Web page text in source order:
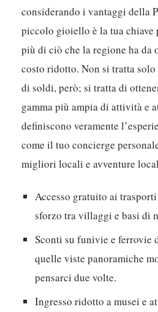
considerando i vantaggi della
piccolo gioiello è la tua chiave
più di ciò che la regione ha da
costo ridotto. Non si tratta solo
di soldi, però; si tratta di
gamma più ampia di attività e
definiscono veramente
come il tuo concierge
migliori locali e avventure
Accesso gratuito ai
sforzo tra villaggi e basi di
Sconti su funivie e ferrovie
quelle viste panoramiche
pensarci due volte.
Ingresso ridotto a musei e